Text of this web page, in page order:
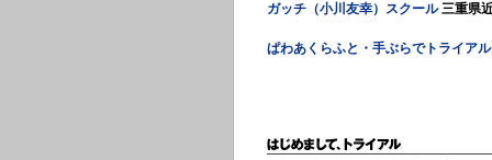
ガッチ（小川友幸）スクール三重県
ぱわあくらふと・手ぶらでトライアル